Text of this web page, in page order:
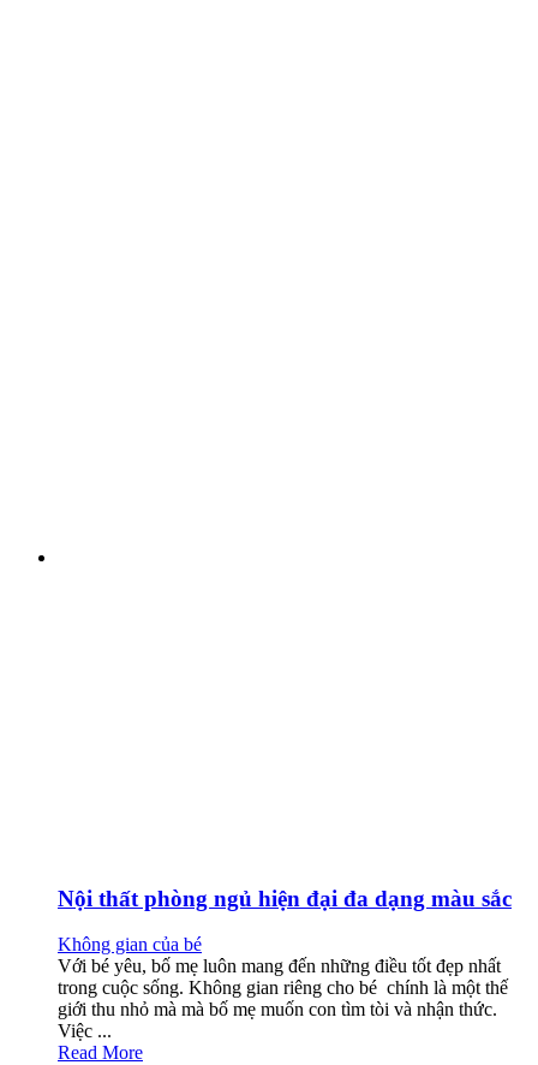
Nội thất phòng ngủ hiện đại đa dạng màu sắc
Không gian của bé
Với bé yêu, bố mẹ luôn mang đến những điều tốt đẹp nhất
trong cuộc sống. Không gian riêng cho bé chính là một thế
giới thu nhỏ mà mà bố mẹ muốn con tìm tòi và nhận thức.
Việc ...
Read More